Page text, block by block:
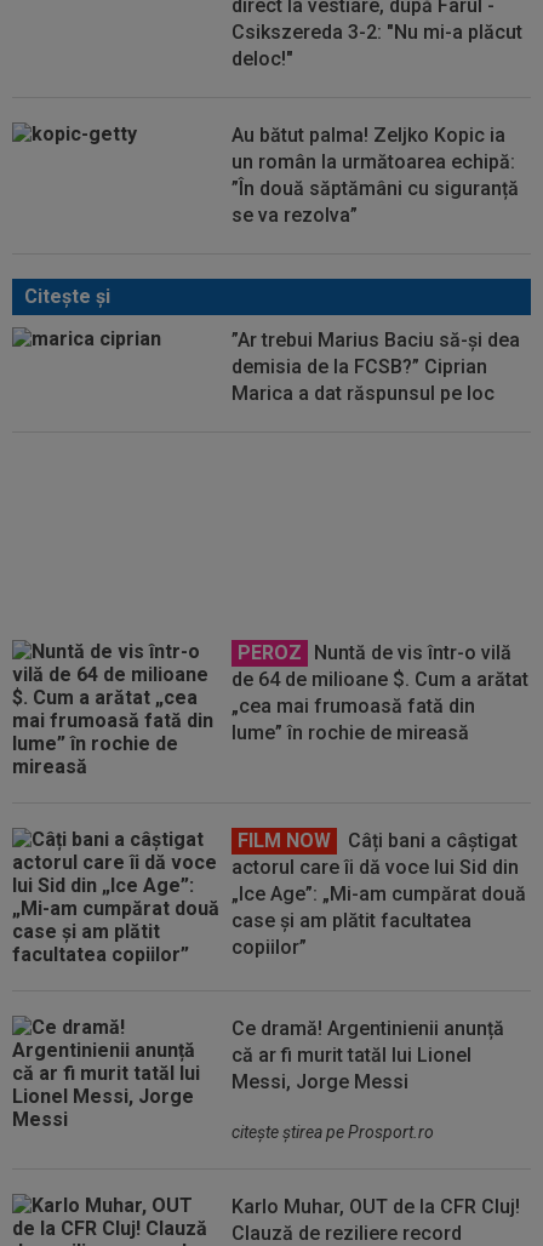
direct la vestiare, după Farul -
Csikszereda 3-2: "Nu mi-a plăcut
deloc!"
Au bătut palma! Zeljko Kopic ia
un român la următoarea echipă:
”În două săptămâni cu siguranță
se va rezolva”
Citeşte şi
”Ar trebui Marius Baciu să-și dea
demisia de la FCSB?” Ciprian
Marica a dat răspunsul pe loc
PEROZ
Nuntă de vis într-o vilă
de 64 de milioane $. Cum a arătat
„cea mai frumoasă fată din
lume” în rochie de mireasă
FILM NOW
Câți bani a câștigat
actorul care îi dă voce lui Sid din
„Ice Age”: „Mi-am cumpărat două
case și am plătit facultatea
copiilor”
Ce dramă! Argentinienii anunță
că ar fi murit tatăl lui Lionel
Messi, Jorge Messi
citeşte ştirea pe Prosport.ro
Karlo Muhar, OUT de la CFR Cluj!
Clauză de reziliere record